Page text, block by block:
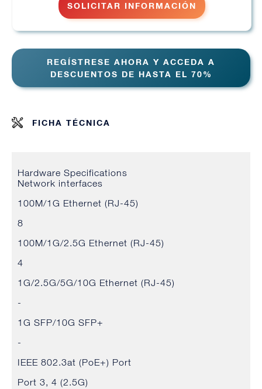
SOLICITAR INFORMACIÓN
REGÍSTRESE AHORA Y ACCEDA A
DESCUENTOS DE HASTA EL 70%
FICHA TÉCNICA
Hardware Specifications
Network interfaces
100M/1G Ethernet (RJ-45)
8
100M/1G/2.5G Ethernet (RJ-45)
4
1G/2.5G/5G/10G Ethernet (RJ-45)
-
1G SFP/10G SFP+
-
IEEE 802.3at (PoE+) Port
Port 3, 4 (2.5G)